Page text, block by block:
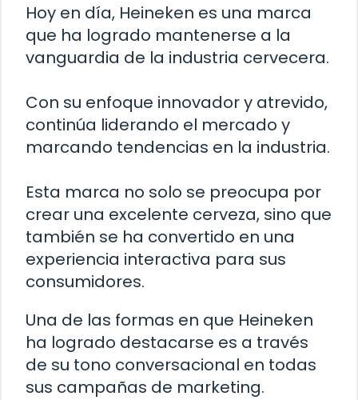
Hoy en día, Heineken es una marca
que ha logrado mantenerse a la
vanguardia de la industria cervecera.
Con su enfoque innovador y atrevido,
continúa liderando el mercado y
marcando tendencias en la industria.
Esta marca no solo se preocupa por
crear una excelente cerveza, sino que
también se ha convertido en una
experiencia interactiva para sus
consumidores.
Una de las formas en que Heineken
ha logrado destacarse es a través
de su tono conversacional en todas
sus campañas de marketing.